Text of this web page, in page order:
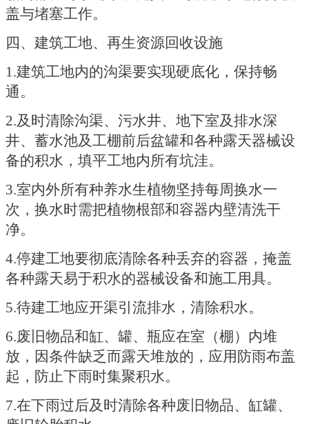
盖与堵塞工作。
四、建筑工地、再生资源回收设施
1.建筑工地内的沟渠要实现硬底化，保持畅
通。
2.及时清除沟渠、污水井、地下室及排水深
井、蓄水池及工棚前后盆罐和各种露天器械设
备的积水，填平工地内所有坑洼。
3.室内外所有种养水生植物坚持每周换水一
次，换水时需把植物根部和容器内壁清洗干
净。
4.停建工地要彻底清除各种丢弃的容器，掩盖
各种露天易于积水的器械设备和施工用具。
5.待建工地应开渠引流排水，清除积水。
6.废旧物品和缸、罐、瓶应在室（棚）内堆
放，因条件缺乏而露天堆放的，应用防雨布盖
起，防止下雨时集聚积水。
7.在下雨过后及时清除各种废旧物品、缸罐、